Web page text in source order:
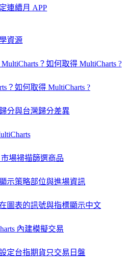
連續月 APP
資源
？如何取得 MultiCharts ?
？如何取得 MultiCharts ?
分與台灣歸分差異
市場掃描篩選商品
示策略部位與進場資訊
圖表的訊號與指標顯示中文
內建模擬交易
定台指期貨只交易日盤